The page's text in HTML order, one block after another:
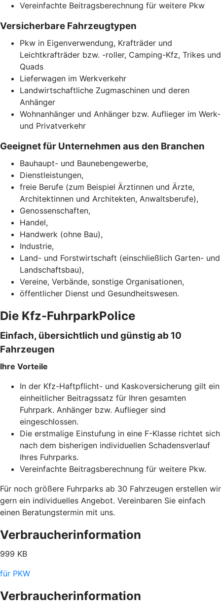
Vereinfachte Beitragsberechnung für weitere Pkw
Versicherbare Fahrzeugtypen
Pkw in Eigenverwendung, Krafträder und
Leichtkrafträder bzw. -roller, Camping-Kfz, Trikes und
Quads
Lieferwagen im Werkverkehr
Landwirtschaftliche Zugmaschinen und deren
Anhänger
Wohnanhänger und Anhänger bzw. Auflieger im Werk-
und Privatverkehr
Geeignet für Unternehmen aus den Branchen
Bauhaupt- und Baunebengewerbe,
Dienstleistungen,
freie Berufe (zum Beispiel Ärztinnen und Ärzte,
Architektinnen und Architekten, Anwaltsberufe),
Genossenschaften,
Handel,
Handwerk (ohne Bau),
Industrie,
Land- und Forstwirtschaft (einschließlich Garten- und
Landschaftsbau),
Vereine, Verbände, sonstige Organisationen,
öffentlicher Dienst und Gesundheitswesen.
Die Kfz-FuhrparkPolice
Einfach, übersichtlich und günstig ab 10
Fahrzeugen
Ihre Vorteile
In der Kfz-Haftpflicht- und Kaskoversicherung gilt ein
einheitlicher Beitragssatz für Ihren gesamten
Fuhrpark. Anhänger bzw. Auflieger sind
eingeschlossen.
Die erstmalige Einstufung in eine F-Klasse richtet sich
nach dem bisherigen individuellen Schadensverlauf
Ihres Fuhrparks.
Vereinfachte Beitragsberechnung für weitere Pkw.
Für noch größere Fuhrparks ab 30 Fahrzeugen erstellen wir
gern ein individuelles Angebot. Vereinbaren Sie einfach
einen Beratungstermin mit uns.
Verbraucherinformation
999 KB
für PKW
Verbraucherinformation